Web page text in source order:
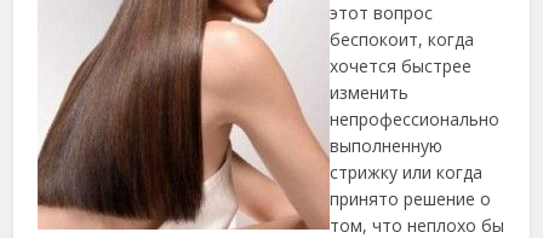
этот вопрос
беспокоит, когда
хочется быстрее
изменить
непрофессионально
выполненную
стрижку или когда
принято решение о
том, что неплохо бы